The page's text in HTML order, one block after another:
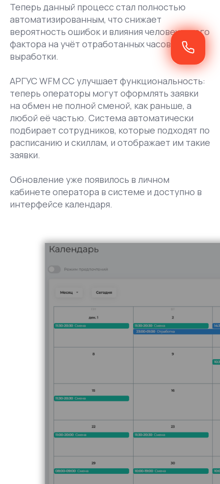
Теперь данный процесс стал полностью
автоматизированным, что снижает
вероятность ошибок и влияния человеческого
фактора на учёт отработанных часов и
выработки.
АРГУС WFM CC улучшает функциональность:
теперь операторы могут оформлять заявки
на обмен не полной сменой, как раньше, а
любой её частью. Система автоматически
подбирает сотрудников, которые подходят по
расписанию и скиллам, и отображает им такие
заявки.
Обновление уже появилось в личном
кабинете оператора в системе и доступно в
интерфейсе календаря.